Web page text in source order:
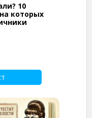
10
которых